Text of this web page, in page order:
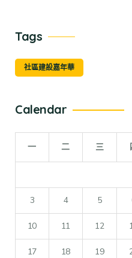
Tags
社區建設嘉年華
Calendar
一 二 三
3 4 5
10 11 12
17 18 19